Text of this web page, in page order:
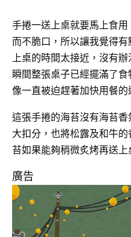
手捲一送上桌就要馬上食
而不脆口，所以讓我覺得
上桌的時間太接近，沒有
瞬間整張桌子已經擺滿了
像一直被迫趕著加快用餐
這張手捲的海苔沒有海苔
大扣分，也將松露及和牛
苔如果能夠稍微炙烤再送上
廣告